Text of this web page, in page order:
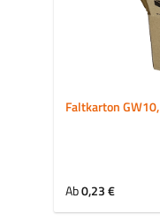
Faltkarton
Regulärer Preis:
Ab0,23 €